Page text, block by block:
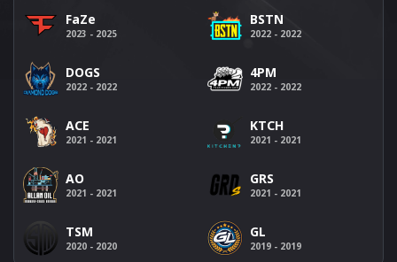
FaZe
2023 - 2025
BSTN
2022 - 2022
DOGS
2022 - 2022
4PM
2022 - 2022
ACE
2021 - 2021
KTCH
2021 - 2021
AO
2021 - 2021
GRS
2021 - 2021
TSM
2020 - 2020
GL
2019 - 2019